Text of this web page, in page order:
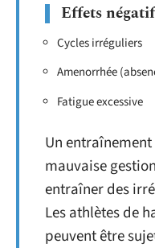
Effets
Cycles irréguliers
Amenorrhée
Fatigue excessive
Un
mauvaise
entraîner des
Les athlètes de
peuvent être